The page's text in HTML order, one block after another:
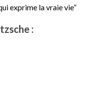
exprime la vraie vie”
: